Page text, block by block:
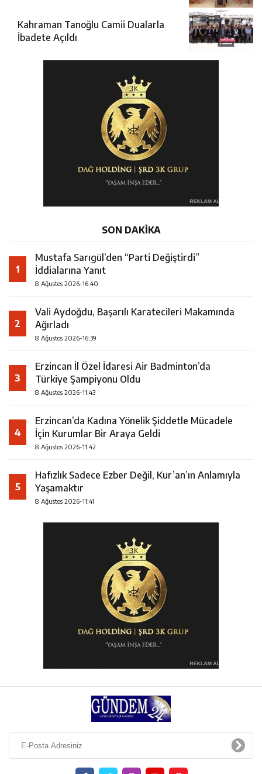
Kahraman Tanoğlu Camii Dualarla
İbadete Açıldı
SON DAKİKA
1
Mustafa Sarıgül’den “Parti Değiştirdi”
İddialarına Yanıt
8 Ağustos 2026-16:40
2
Vali Aydoğdu, Başarılı Karatecileri Makamında
Ağırladı
8 Ağustos 2026-16:39
3
Erzincan İl Özel İdaresi Air Badminton’da
Türkiye Şampiyonu Oldu
8 Ağustos 2026-11:43
4
Erzincan’da Kadına Yönelik Şiddetle Mücadele
İçin Kurumlar Bir Araya Geldi
8 Ağustos 2026-11:42
5
Hafızlık Sadece Ezber Değil, Kur’an’ın Anlamıyla
Yaşamaktır
8 Ağustos 2026-11:41